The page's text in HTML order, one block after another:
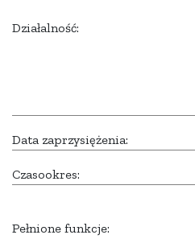
Działalność:
Data zaprzysiężenia:
Czasookres:
Pełnione funkcje: